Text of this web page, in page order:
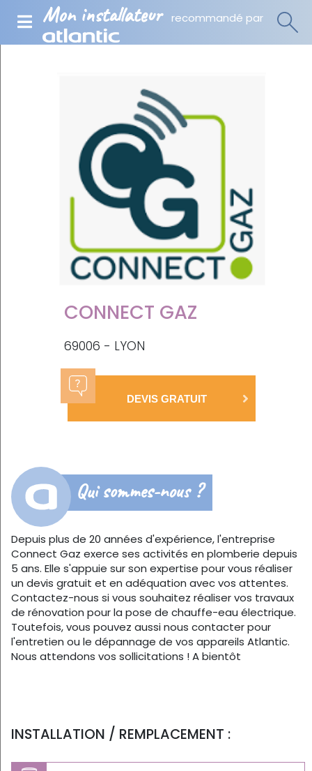
Mon installateur recommandé par
CONNECT GAZ
69006 - LYON
DEVIS GRATUIT
Qui sommes-nous ?
Depuis plus de 20 années d'expérience, l'entreprise
Connect Gaz exerce ses activités en plomberie depuis
5 ans. Elle s'appuie sur son expertise pour vous réaliser
un devis gratuit et en adéquation avec vos attentes.
Contactez-nous si vous souhaitez réaliser vos travaux
de rénovation pour la pose de chauffe-eau électrique.
Toutefois, vous pouvez aussi nous contacter pour
l'entretien ou le dépannage de vos appareils Atlantic.
Nous attendons vos sollicitations ! A bientôt
INSTALLATION / REMPLACEMENT :